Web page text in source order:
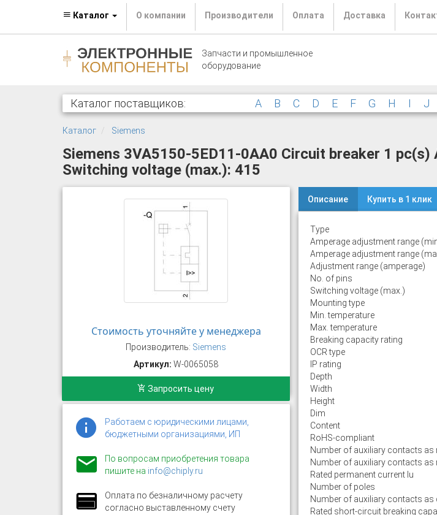
Каталог О компании Производители Оплата Доставка
Запчасти и промышленное
оборудование
Каталог поставщиков: A B C D E F G H I J
Каталог Siemens
Siemens 3VA5150-5ED11-0AA0 Circuit breaker 1
Switching voltage (max.): 415
Стоимость уточняйте у менеджера
Производитель: Siemens
Артикул: W-0065058
Запросить цену
Работаем с юридическими лицами,
бюджетными организациями, ИП
По вопросам приобретения товара
пишите на info@chiply.ru
Оплата по безналичному расчету
согласно выставленному счету
Описание Купить в 1 клик
Type
Amperage adjustment range
Amperage adjustment range
Adjustment range (amperage)
No. of pins
Switching voltage (max.)
Mounting type
Min. temperature
Max. temperature
Breaking capacity rating
OCR type
IP rating
Depth
Width
Height
Dim
Content
RoHS-compliant
Number of auxiliary contacts
Number of auxiliary contacts
Rated permanent current Iu
Number of poles
Number of auxiliary contacts
Rated short-circuit breaking